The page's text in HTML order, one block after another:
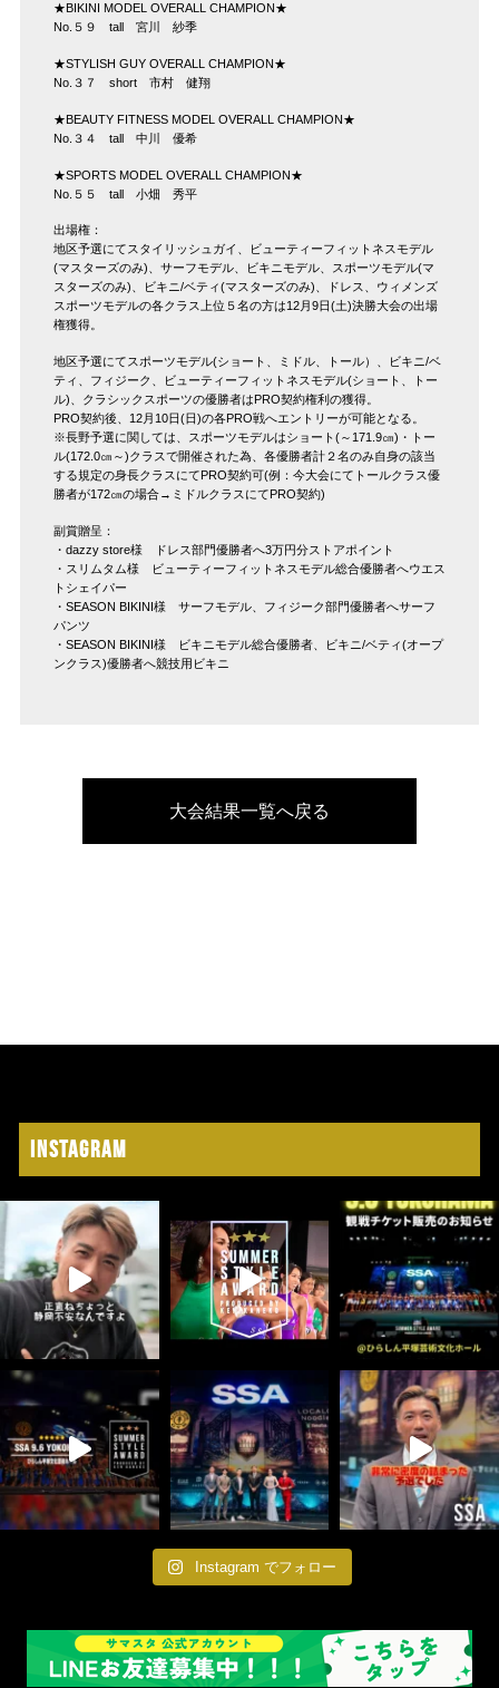
★BIKINI MODEL OVERALL CHAMPION★
No.５９ tall 宮川 紗季
★STYLISH GUY OVERALL CHAMPION★
No.３７ short 市村 健翔
★BEAUTY FITNESS MODEL OVERALL CHAMPION★
No.３４ tall 中川 優希
★SPORTS MODEL OVERALL CHAMPION★
No.５５ tall 小畑 秀平
出場権：
地区予選にてスタイリッシュガイ、ビューティーフィットネスモデル
(マスターズのみ)、サーフモデル、ビキニモデル、スポーツモデル(マ
スターズのみ)、ビキニ/ベティ(マスターズのみ)、ドレス、ウィメンズ
スポーツモデルの各クラス上位５名の方は12月9日(土)決勝大会の出場
権獲得。
地区予選にてスポーツモデル(ショート、ミドル、トール）、ビキニ/ベ
ティ、フィジーク、ビューティーフィットネスモデル(ショート、トー
ル)、クラシックスポーツの優勝者はPRO契約権利の獲得。
PRO契約後、12月10日(日)の各PRO戦へエントリーが可能となる。
※長野予選に関しては、スポーツモデルはショート(～171.9㎝)・トー
ル(172.0㎝～)クラスで開催された為、各優勝者計２名のみ自身の該当
する規定の身長クラスにてPRO契約可(例：今大会にてトールクラス優
勝者が172㎝の場合→ミドルクラスにてPRO契約)
副賞贈呈：
・dazzy store様 ドレス部門優勝者へ3万円分ストアポイント
・スリムタム様 ビューティーフィットネスモデル総合優勝者へウエス
トシェイパー
・SEASON BIKINI様 サーフモデル、フィジーク部門優勝者へサーフ
パンツ
・SEASON BIKINI様 ビキニモデル総合優勝者、ビキニ/ベティ(オープ
ンクラス)優勝者へ競技用ビキニ
大会結果一覧へ戻る
Instagram
Instagram でフォロー